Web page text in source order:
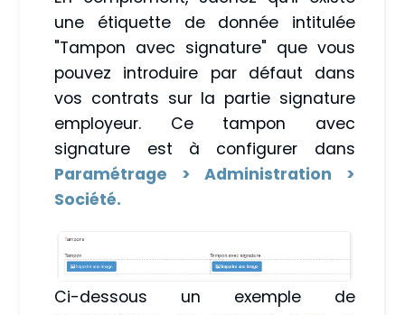
une étiquette de donnée intitulée
"Tampon avec signature" que vous
pouvez introduire par défaut dans
vos contrats sur la partie signature
employeur. Ce tampon avec
signature est à configurer dans
Paramétrage > Administration >
Société.
Ci-dessous un exemple de